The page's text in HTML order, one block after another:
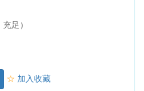
充足 ）
☆ 加入收藏